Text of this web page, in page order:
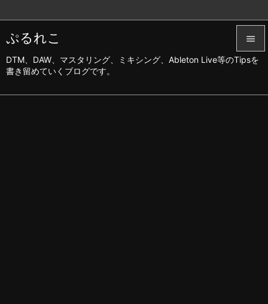
ぷるれこ
DTM、DAW、マスタリング、ミキシング、Ableton Live等のTipsを
書き留めていくブログです。


